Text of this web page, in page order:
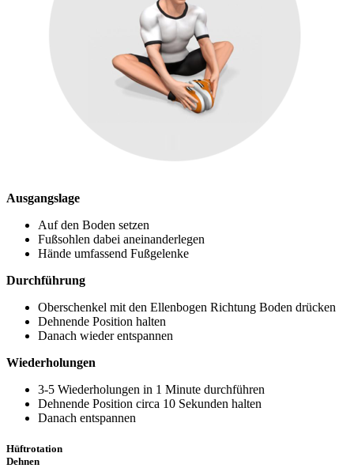
Ausgangslage
Auf den Boden setzen
Fußsohlen dabei aneinanderlegen
Hände umfassend Fußgelenke
Durchführung
Oberschenkel mit den Ellenbogen Richtung Boden drücken
Dehnende Position halten
Danach wieder entspannen
Wiederholungen
3-5 Wiederholungen in 1 Minute durchführen
Dehnende Position circa 10 Sekunden halten
Danach entspannen
Hüftrotation
Dehnen